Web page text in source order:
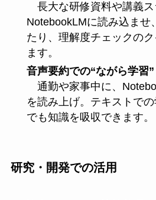
長大な研修資料や講義ス
NotebookLMに読み込ませ
たり、理解度チェックの
ます。
音声要約での“ながら学習”
通勤や家事中に、
を読み上げ。テキストで
でも知識を吸収できます。
研究・開発での活用